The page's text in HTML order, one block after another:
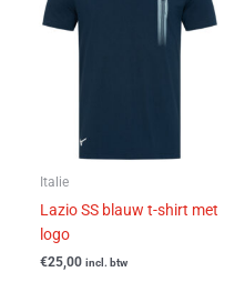
Italie
Lazio SS blauw t-shirt met
logo
€25,00 incl. btw
heeft
meerdere